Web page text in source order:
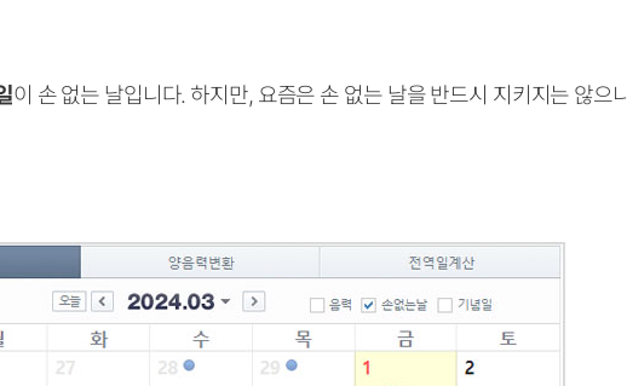
이 손 없는 날입니다. 하지만, 요즘은 손 없는 날을 반드시 지키지는 않으니